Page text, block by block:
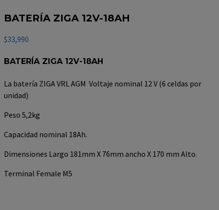
BATERÍA ZIGA 12V-18AH
$33,990
BATERÍA ZIGA 12V-18AH
La batería ZIGA VRL AGM Voltaje nominal 12 V (6 celdas por
unidad)
Peso 5,2kg
Capacidad nominal 18Ah.
Dimensiones Largo 181mm X 76mm ancho X 170 mm Alto.
Terminal Female M5